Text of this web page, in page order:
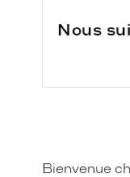
Nous
Bienvenue